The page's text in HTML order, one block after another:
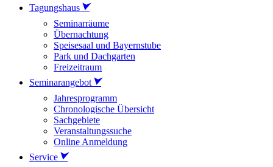
Tagungshaus
Seminarräume
Übernachtung
Speisesaal und Bayernstube
Park und Dachgarten
Freizeitraum
Seminarangebot
Jahresprogramm
Chronologische Übersicht
Sachgebiete
Veranstaltungssuche
Online Anmeldung
Service